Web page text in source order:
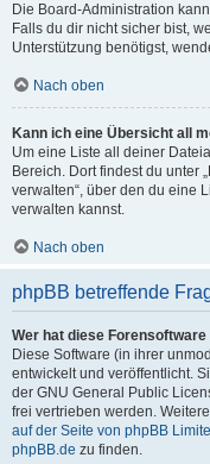
Die Board-Administration
Falls du dir nicht sicher bist,
Unterstützung benötigst,
Nach oben
Kann ich eine Übersicht all
Um eine Liste all deiner
Bereich. Dort findest du unter
verwalten“, über den du eine
verwalten kannst.
Nach oben
phpBB betreffende
Wer hat diese
Diese Software (in ihrer
entwickelt und veröffentlicht.
der GNU General Public
frei vertrieben werden.
auf der Seite von phpBB
phpBB.de zu finden.